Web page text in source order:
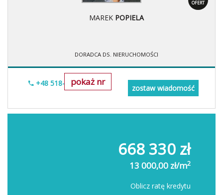
OFERT
MAREK POPIELA
DORADCA DS. NIERUCHOMOŚCI
pokaż nr
+48 518-967-677
zostaw wiadomość
668 330 zł
13 000,00 zł/m2
Oblicz ratę kredytu